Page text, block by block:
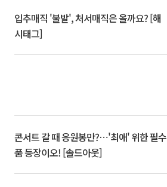
입추매직 '불발', 처서매직은 올까요? [해
시태그]
콘서트 갈 때 응원봉만?⋯'최애' 위한 필수
품 등장이오! [솔드아웃]